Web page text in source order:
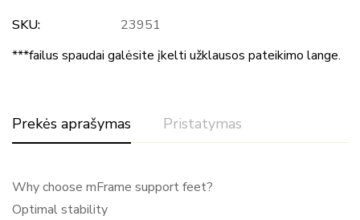
SKU:
23951
***failus spaudai galėsite įkelti užklausos pateikimo lange.
Prekės aprašymas Pristatymas
Why choose mFrame support feet?
Optimal stability